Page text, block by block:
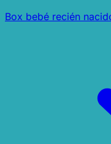
Box bebé recién